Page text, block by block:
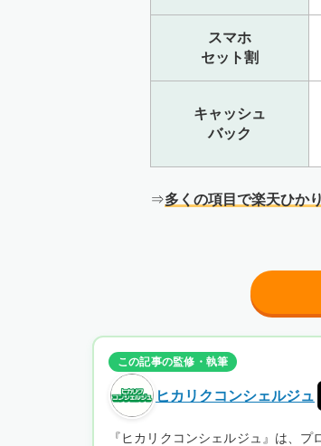
スマホ
セット割
キャッシュ
バック
⇒多くの項目で楽天ひか
この記事の監修・執筆
ヒカリクコンシェルジュ
『ヒカリクコンシェルジュ』は、